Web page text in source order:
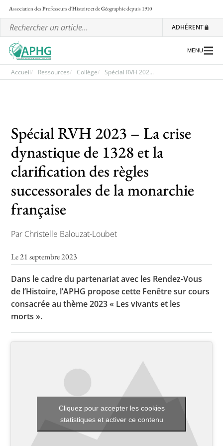
Association desProfesseurs d'Histoire et deGéographiedepuis 1910
ADHÉRENT
Les ateliers nationaux
Communiqués et motions
Lettre d’information de l’APHG
L’APHG dans la presse
Toutes les actualités
Les rendez-vous de l’APHG
Concours de recrutement
Conférences, tables rondes
MENU
Accueil Ressources Collège Spécial RVH 202...
Spécial RVH 2023 – La crise
dynastique de 1328 et la
clarification des règles
successorales de la monarchie
française
Par Christelle Balouzat-Loubet
Le 21 septembre 2023
Dans le cadre du partenariat avec les Rendez-Vous
de l’Histoire, l’APHG propose cette Fenêtre sur cours
consacrée au thème 2023 « Les vivants et les
morts ».
Cliquez pour accepter les cookies
statistiques et activer ce contenu